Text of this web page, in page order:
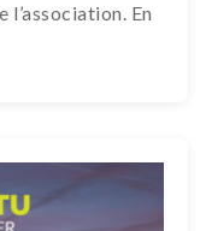
l’association. En